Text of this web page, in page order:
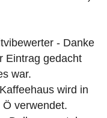
- Danke
Eintrag gedacht
war.
wird in
verwendet.